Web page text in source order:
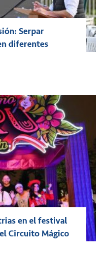
Serpar
diferentes
en el festival
Circuito Mágico